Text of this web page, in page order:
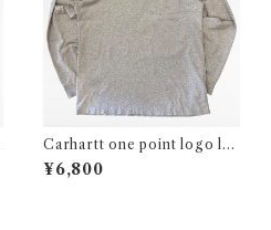
Carhartt one point logo lo
ng sleeve pocket t-shirt
¥6,800